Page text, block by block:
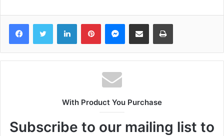
FacebookTwitter LinkedInPinterestMessenger
Share via Email Print
With Product You Purchase
Subscribe to our mailing list to